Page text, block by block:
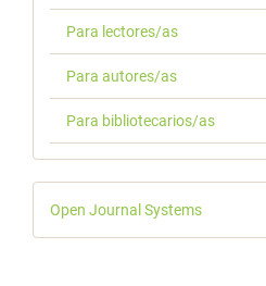
Para lectores/as
Para autores/as
Para bibliotecarios/as
Desarrollado
por
Open Journal Systems